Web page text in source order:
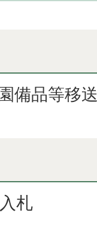
備品等移
札